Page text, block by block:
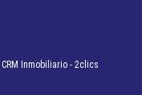
CRM Inmobiliario - 2clics